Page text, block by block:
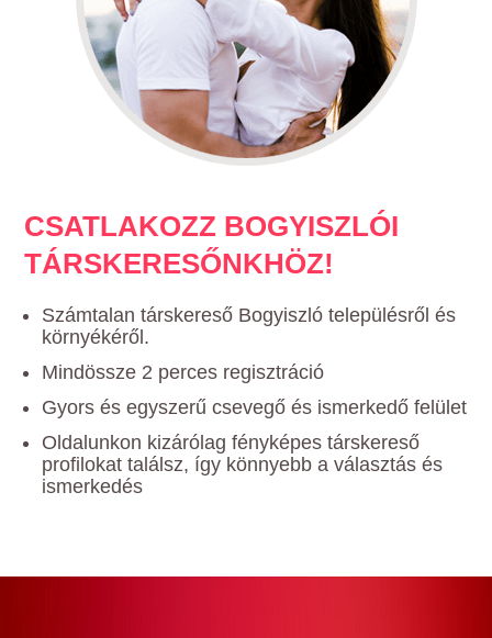
CSATLAKOZZ BOGYISZLÓI
TÁRSKERESŐNKHÖZ!
Számtalan társkereső Bogyiszló településről és
környékéről.
Mindössze 2 perces regisztráció
Gyors és egyszerű csevegő és ismerkedő felület
Oldalunkon kizárólag fényképes társkereső
profilokat találsz, így könnyebb a választás és
ismerkedés